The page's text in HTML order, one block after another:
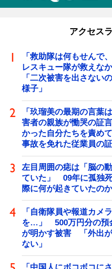
アクセス
「救助隊は何もせんで
レスキュー隊が救えな
「二次被害を出さない
様子」
「玖瑠美の最期の言
害者の親族が慟哭の証
かった自分たちを責め
事故を免れた従業員の
左目周囲の痣は「脳の
ていた」 09年に孤独
際に何が起きていたのか
「自衛隊員や報道カメ
を…」 500万円分の預
が明かす被害 「外出
ない」
「中国人にボコボコに